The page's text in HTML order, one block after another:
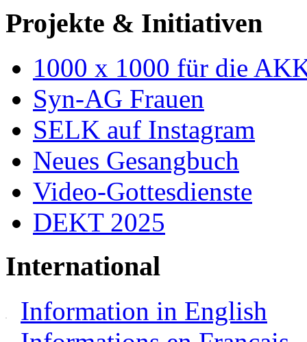
Projekte & Initiativen
1000 x 1000 für die
Syn-AG Frauen
SELK auf Instagram
Neues Gesangbuch
Video-Gottesdienste
DEKT 2025
International
Information in English